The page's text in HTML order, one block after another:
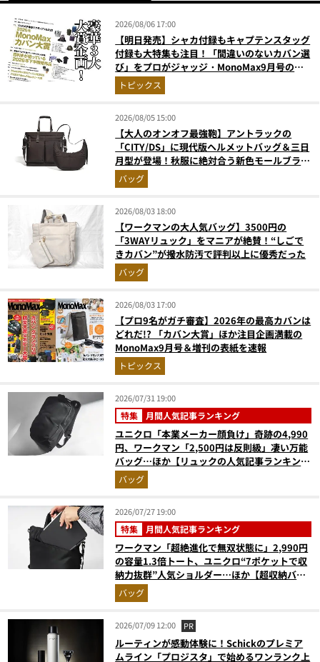
2026/08/06 17:00
【明日発売】シャカ付録もキャプテンスタッグ
付録も大特集も注目！「間違いのないカバン選
び」をプロがジャッジ・MonoMax9月号の目
次を公開
トピックス
2026/08/05 15:00
【大人のオンオフ最強鞄】アントラックの
「CITY/DS」に現代版ヘルメットバッグ＆三日
月型が登場！秋服に絶対合う新色モールブラウ
ンが傑作
バッグ
2026/08/03 18:00
【ワークマンの大人気バッグ】3500円の
「3WAYリュック」をマニアが絶賛！“しごで
きカバン”が撥水防汚で評判以上に優秀だった
バッグ
2026/08/03 17:00
【プロ9名がガチ審査】2026年の最高カバンは
どれだ!? 「カバン大賞」ほか注目企画満載の
MonoMax9月号＆増刊の表紙を速報
トピックス
2026/07/31 19:00
特集 月間人気記事ランキング
ユニクロ「本業メーカー顔負け」奇跡の4,990
円、ワークマン「2,500円は反則級」凄い万能
バッグ…ほか【リュックの人気記事ランキング
ベスト3】（2026年6月版）
バッグ
2026/07/27 19:00
特集 月間人気記事ランキング
ワークマン「超絶進化で無双状態に」2,990円
の容量1.3倍トート、ユニクロ“7ポケットで収
納力抜群”人気ショルダー…ほか【超収納バッ
グの人気記事ランキングベスト3】（2026年6
月版）
バッグ
2026/07/09 12:00 PR
ルーティンが感動体験に！Schickのプレミア
ムライン「プロジスタ」で始めるワンランク上